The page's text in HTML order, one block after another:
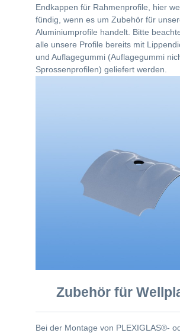
Endkappen für Rahmenprofile, hier
fündig, wenn es um Zubehör für
Aluminiumprofile handelt. Bitte
alle unsere Profile bereits mit
und Auflagegummi (Auflagegummi
Sprossenprofilen) geliefert werden.
Zubehör für
Bei der Montage von PLEXIGLAS®-